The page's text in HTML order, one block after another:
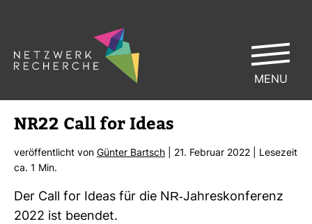
NR22 Call for Ideas
ver­öf­fent­licht von Günter Bartsch | 21. Februar 2022 | Lese­zeit
ca. 1 Min.
Der Call for Ideas für die NR-​Jah­res­kon­fe­renz
2022 ist beendet.
MENU